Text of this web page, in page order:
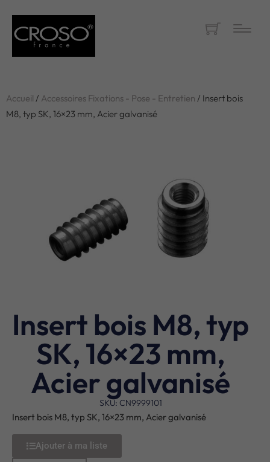
Accueil / Accessoires Fixations - Pose - Entretien / Insert bois
M8, typ SK, 16×23 mm, Acier galvanisé
Insert bois M8, typ
SK, 16×23 mm,
Acier galvanisé
SKU: CN9999101
Insert bois M8, typ SK, 16×23 mm, Acier galvanisé
Ajouter à ma liste